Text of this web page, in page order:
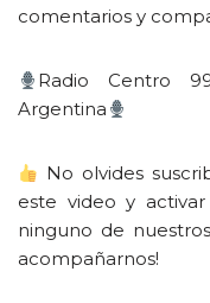
comentarios y
Radio Centro
Argentina
No olvides
este video y
ninguno de
acompañarnos!